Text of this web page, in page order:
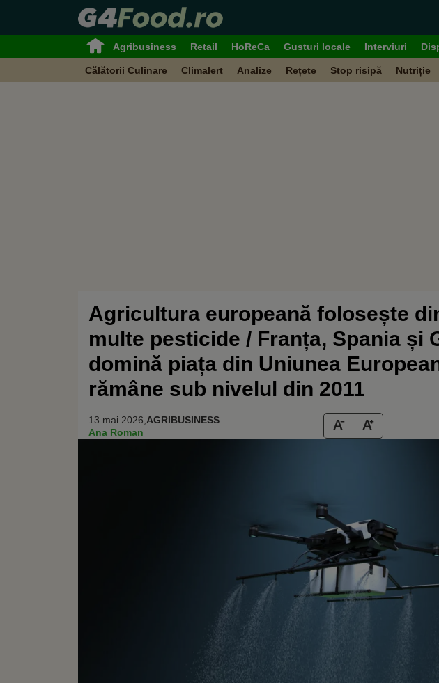
Agribusiness Retail HoReCa Gusturi locale Interviuri
Călătorii Culinare Climalert Analize Rețete Stop risipă Nutriție
Agricultura europeană folosește
multe pesticide / Franța, Spania și
domină piața din Uniunea
rămâne sub nivelul din 2011
13 mai 2026, AGRIBUSINESS
Ana Roman